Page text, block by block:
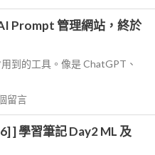
Prompt 管理網站，終於
到的工具。像是 ChatGPT、
留言
] 學習筆記 Day2 ML 及